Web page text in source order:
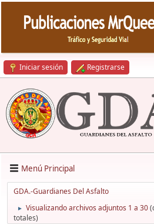
Iniciar sesión Registrarse
Menú Principal
GDA.-Guardianes Del Asfalto
► Visualizando archivos adjuntos 1 a 30
totales)